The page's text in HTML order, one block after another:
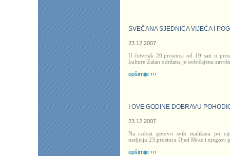
SVEČANA SJEDNICA VIJEĆA I
23.12.2007.
U četvrtak 20.prosinca od 19 sati u
kulture Zalan održana je uobičajena
opširnije ›››
I OVE GODINE DOBRAVU
23.12.2007.
Na radost gotovo svih mališana po
nedjelju 23.prosinca Djed Mraz i njegovi
opširnije ›››